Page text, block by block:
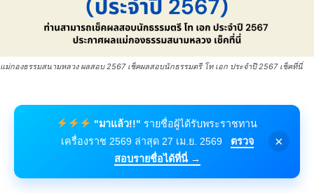
แม่กองธรรมสนามหลวง ผลสอบ 2567 เช็คผลสอบนักธรรมตรี โท เอก ประจำปี 2567 เช็คที่นี่
"มาแล้ว!!" รายชื่อผู้ได้รับพระราชทาน
เครื่องราช 2569 ล่าสุด 27 เม.ย. 2569
ตรวจ
สอบรายชื่อได้ที่นี่ →
×